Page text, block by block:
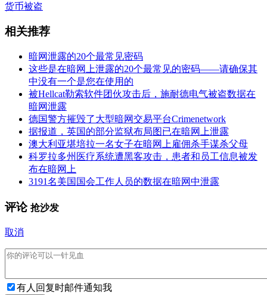
货币被盗
相关推荐
暗网泄露的20个最常见密码
这些是在暗网上泄露的20个最常见的密码——请确保其
中没有一个是您在使用的
被Hellcat勒索软件团伙攻击后，施耐德电气被盗数据在
暗网泄露
德国警方摧毁了大型暗网交易平台Crimenetwork
据报道，英国的部分监狱布局图已在暗网上泄露
澳大利亚堪培拉一名女子在暗网上雇佣杀手谋杀父母
科罗拉多州医疗系统遭黑客攻击，患者和员工信息被发
布在暗网上
3191名美国国会工作人员的数据在暗网中泄露
评论 抢沙发
取消
有人回复时邮件通知我